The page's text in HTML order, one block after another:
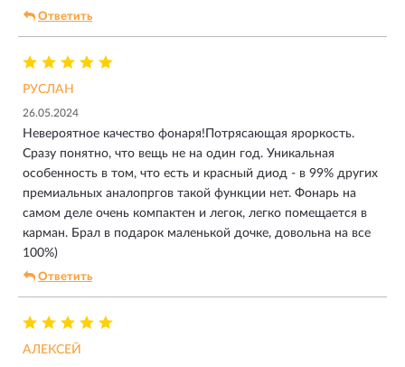
дизайн. Фонарь оснащён встроенным аккумулятором.
Кабель для зарядки USB Type-C. Комфортно лежит в руке.
Удобная кнопка переключения режимов. Остался доволен
Ответить
РУСЛАН
26.05.2024
Невероятное качество фонаря!Потрясающая яроркость.
Сразу понятно, что вещь не на один год. Уникальная
особенность в том, что есть и красный диод - в 99% других
премиальных аналопргов такой функции нет. Фонарь на
самом деле очень компактен и легок, легко помещается в
карман. Брал в подарок маленькой дочке, довольна на все
100%)
Ответить
АЛЕКСЕЙ